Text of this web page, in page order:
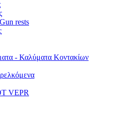
rests
- Καλύματα Κοντακίων
VEPR